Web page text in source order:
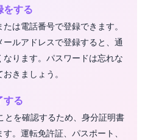
をする
たは電話番号で登録できます。
ールアドレスで登録すると、通
なります。パスワードは忘れな
きましょう。
する
とを確認するため、身分証明書
。運転免許証、パスポート、